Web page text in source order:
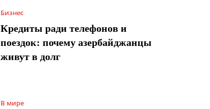
Бизнес
Кредиты ради телефонов и
поездок: почему азербайджанцы
живут в долг
В мире